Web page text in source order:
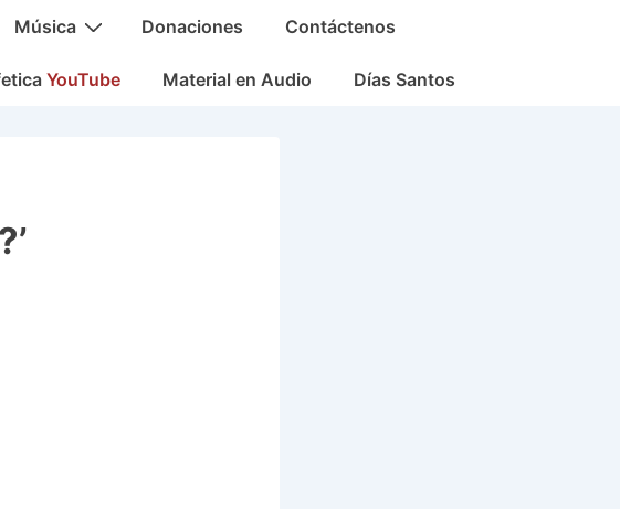
Música Donaciones Contáctenos
YouTube Material en Audio Días Santos